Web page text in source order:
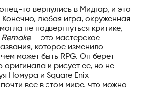
то вернулись в Мидгар, и это
любая игра, окруженная
не подвергнуться критике,
— это мастерское
которое изменило
может быть RPG. Он берет
оригинала и рисует ее, но не
Номура и Square Enix
все в этом мире, что можно